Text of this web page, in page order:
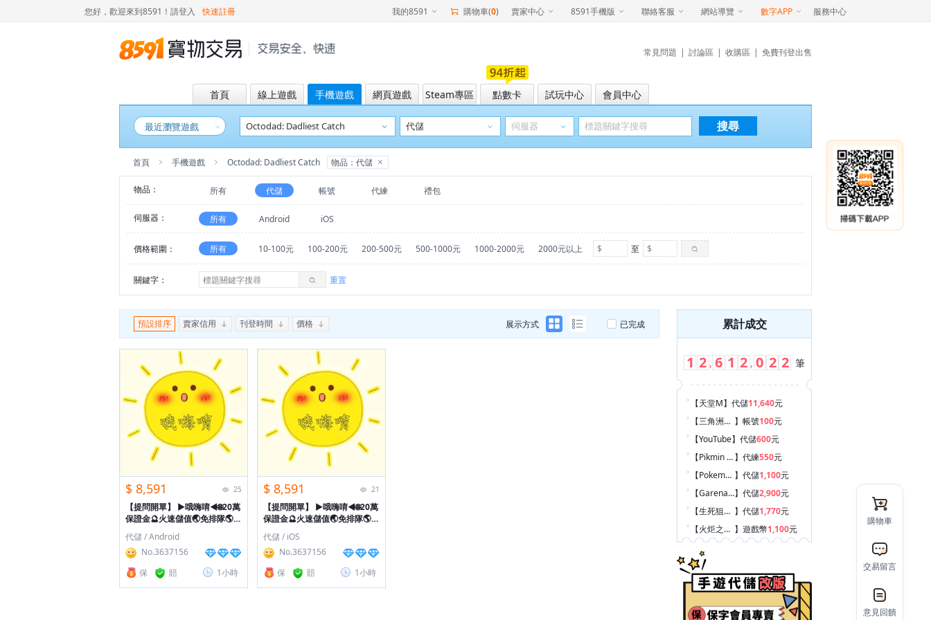
您好，歡迎來到8591！ 請登入 快速註冊 我的8591 購物車(0) 賣家中心 8591手機版 聯絡客服 網站導覽 數字APP 服務中心
常見問題 | 討論區 | 收購區 | 免費刊登出售
首頁 線上遊戲 手機遊戲 網頁遊戲 Steam專區 點數卡 試玩中心 會員中心
最近瀏覽遊戲 搜尋
首頁 手機遊戲 Octodad: Dadliest Catch 物品：代儲
物品： 所有 代儲 帳號 代練 禮包
伺服器： 所有 Android iOS
價格範圍： 所有 10-100元 100-200元 200-500元 500-1000元 1000-2000元 2000元以上 至
關鍵字： 重置
預設排序 賣家信用 刊登時間 價格 展示方式 已完成
$ 8,591 25
【提問開單】
►哦嗨唷◄🌐20萬
保證金🔮火速儲值🌏免排隊🌎提
問立即回
代儲 / Android
No.3637156
保
賠 1小時
$ 8,591 21
【提問開單】
►哦嗨唷◄🌐20萬
保證金🔮火速儲值🌏免排隊🌎提
問立即回
代儲 / iOS
No.3637156
保
賠 1小時
累計成交
1 2 , 6 1 2 , 0 2 2 筆
【天堂M】 代儲11,640元
【三角洲行動 】 帳號100元
【YouTube】 代儲600元
【Pikmin Bloom 皮克敏】 代練550元
【Pokemon GO 】 代儲1,100元
【Garena 傳說對決】 代儲2,900元
【生死狙擊2 】 代儲1,770元
【火炬之光：無限 】 遊戲幣1,100元
【王者榮耀
【和平菁英/和平精英（騰訊） 】 代儲2,040元
元
購物車
交易留言
意見回饋